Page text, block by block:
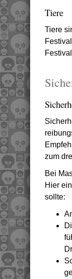
Tiere
Tiere
zum
Bei
Hier
sollte: